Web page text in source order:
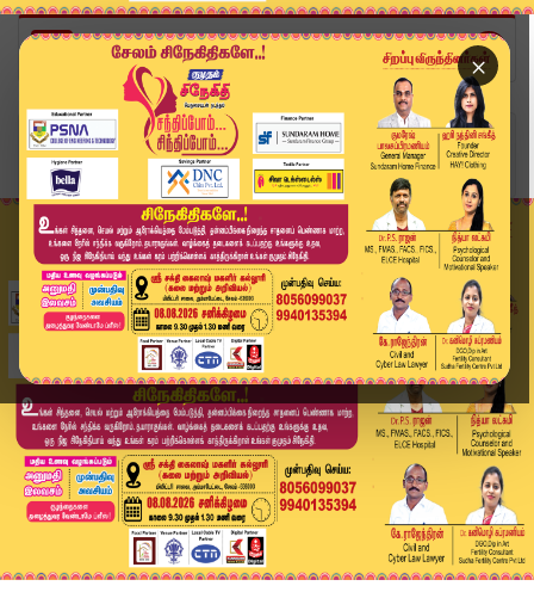
×
Home
வீடியோ ஸ்டோரி
மாணவி வன்கொடுமை வழக்கு புதிய அதிர்ச்சித் தகவல் ...